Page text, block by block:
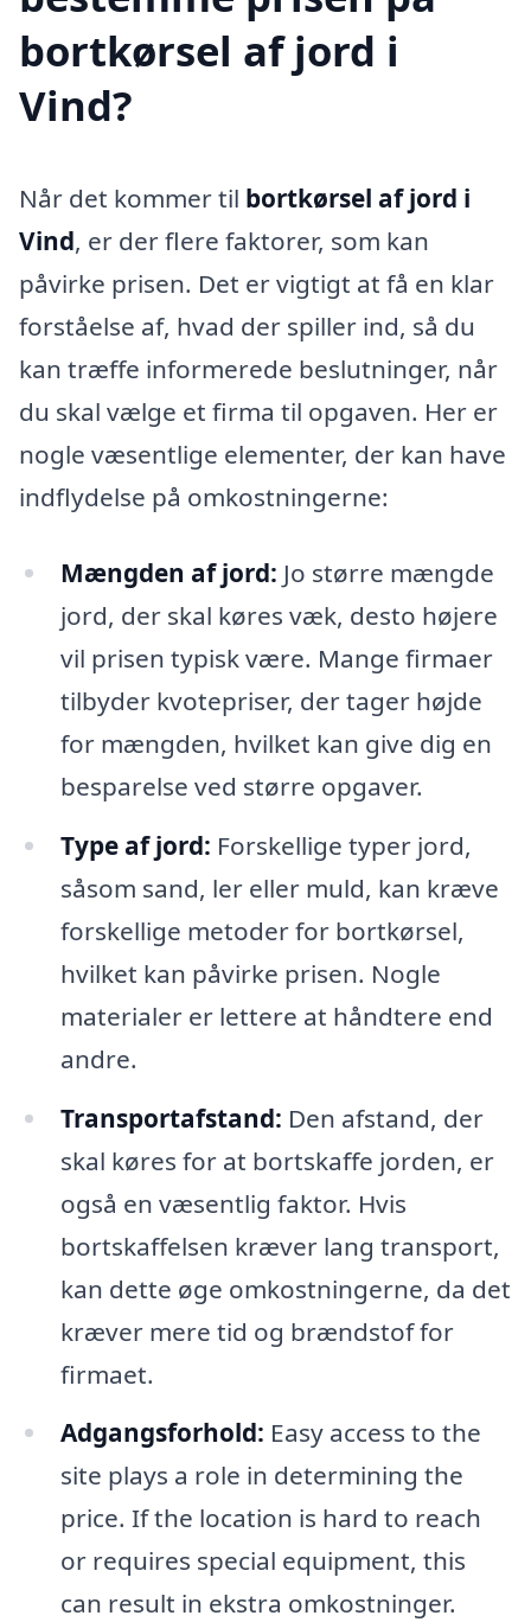
bortkørsel af jord i
Vind?
Når det kommer til bortkørsel af jord i
Vind, er der flere faktorer, som kan
påvirke prisen. Det er vigtigt at få en klar
forståelse af, hvad der spiller ind, så du
kan træffe informerede beslutninger, når
du skal vælge et firma til opgaven. Her er
nogle væsentlige elementer, der kan have
indflydelse på omkostningerne:
Mængden af jord: Jo større mængde
jord, der skal køres væk, desto højere
vil prisen typisk være. Mange firmaer
tilbyder kvotepriser, der tager højde
for mængden, hvilket kan give dig en
besparelse ved større opgaver.
Type af jord: Forskellige typer jord,
såsom sand, ler eller muld, kan kræve
forskellige metoder for bortkørsel,
hvilket kan påvirke prisen. Nogle
materialer er lettere at håndtere end
andre.
Transportafstand: Den afstand, der
skal køres for at bortskaffe jorden, er
også en væsentlig faktor. Hvis
bortskaffelsen kræver lang transport,
kan dette øge omkostningerne, da det
kræver mere tid og brændstof for
firmaet.
Adgangsforhold: Easy access to the
site plays a role in determining the
price. If the location is hard to reach
or requires special equipment, this
can result in ekstra omkostninger.